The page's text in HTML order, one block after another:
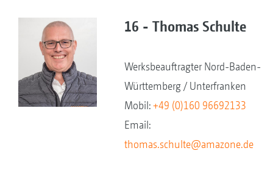
16 - Thomas Schulte
Werksbeauftragter Nord-Baden-
Württemberg / Unterfranken
Mobil:+49 (0)160 96692133
Email:
thomas.schulte@amazone.de